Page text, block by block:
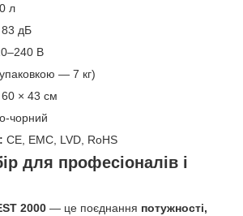
л
83 дБ
В
— 7 кг)
× 43 см
чорний
CE, EMC, LVD, RoHS
для професіоналів і
2000 — це поєднання потужності,